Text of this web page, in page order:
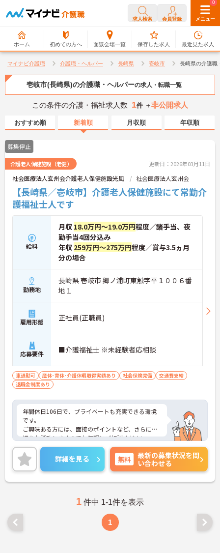
求人検索 会員登録 メニュー
ホーム 初めての方へ 面談会場一覧
0
保存した求人
0
最近見た求人
マイナビ介護職 介護職・ヘルパー 長崎県 壱岐市 長崎県の介護職
壱岐市(長崎県)の介護職・ヘルパーの求人・転職一覧
この条件の介護・福祉求人数 1件 ＋非公開求人
おすすめ順 新着順 月収順 年収順
募集停止
介護老人保健施設（老健） 更新日：2026年03月11日
社会医療法人玄州会介護老人保健施設光風 社会医療法人玄州会
【長崎県／壱岐市】介護老人保健施設にて常勤介
護福祉士人です
給料
月収 18.0万円～19.0万円程度／諸手当、夜
勤手当4回分込み
年収 259万円～275万円程度／賞与3.5ヵ月
分の場合
勤務地
長崎県 壱岐市 郷ノ浦町東触字平１００６番
地１
雇用形態 正社員(正職員)
応募要件 ■介護福祉士 ※未経験者応相談
車通勤可 産休･育休･介護休暇取得実績あり 社会保険完備
交通費支給
退職金制度あり
年間休日106日で、プライベートも充実できる環境
です。
ご興味ある方には、面接のポイントなど、さらに詳
細をお話致しますのでお気軽にご相談ください。
詳細を見る 無料
最新の募集状況を問
い合わせる
1 件中 1-1件を表示
1